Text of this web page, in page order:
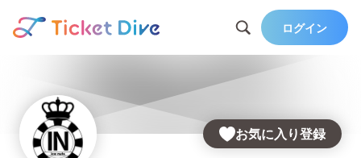
ログイン
お気に入り登録